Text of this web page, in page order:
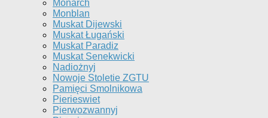
Monarch
Monblan
Muskat Dijewski
Muskat Ługański
Muskat Paradiz
Muskat Senekwicki
Nadiożnyj
Nowoje Stoletie ZGTU
Pamięci Smolnikowa
Pierieswiet
Pierwozwannyj